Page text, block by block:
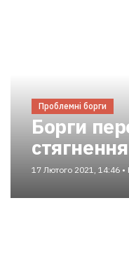
Проблемні борги
Борги
17 Лютого 2021, 14:46 •